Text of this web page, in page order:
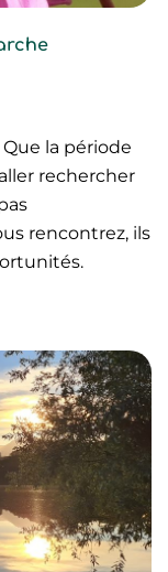
la période
rechercher
rencontrez, ils